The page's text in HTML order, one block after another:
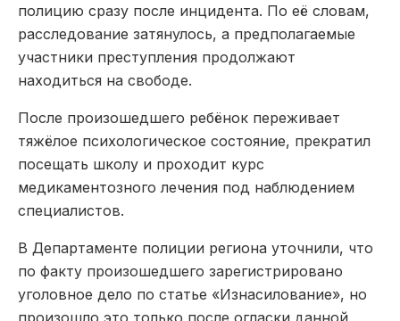
полицию сразу после инцидента. По её словам,
расследование затянулось, а предполагаемые
участники преступления продолжают
находиться на свободе.
После произошедшего ребёнок переживает
тяжёлое психологическое состояние, прекратил
посещать школу и проходит курс
медикаментозного лечения под наблюдением
специалистов.
В Департаменте полиции региона уточнили, что
по факту произошедшего зарегистрировано
уголовное дело по статье «Изнасилование», но
произошло это только после огласки данной